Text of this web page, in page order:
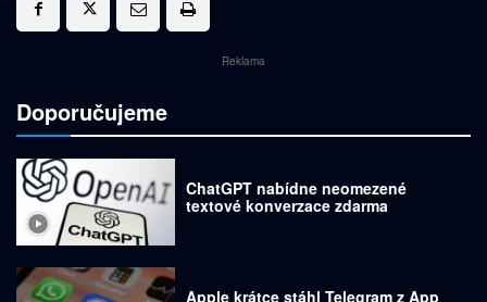
Reklama
Doporučujeme
ChatGPT nabídne neomezené
textové konverzace zdarma
Apple krátce stáhl Telegram z App